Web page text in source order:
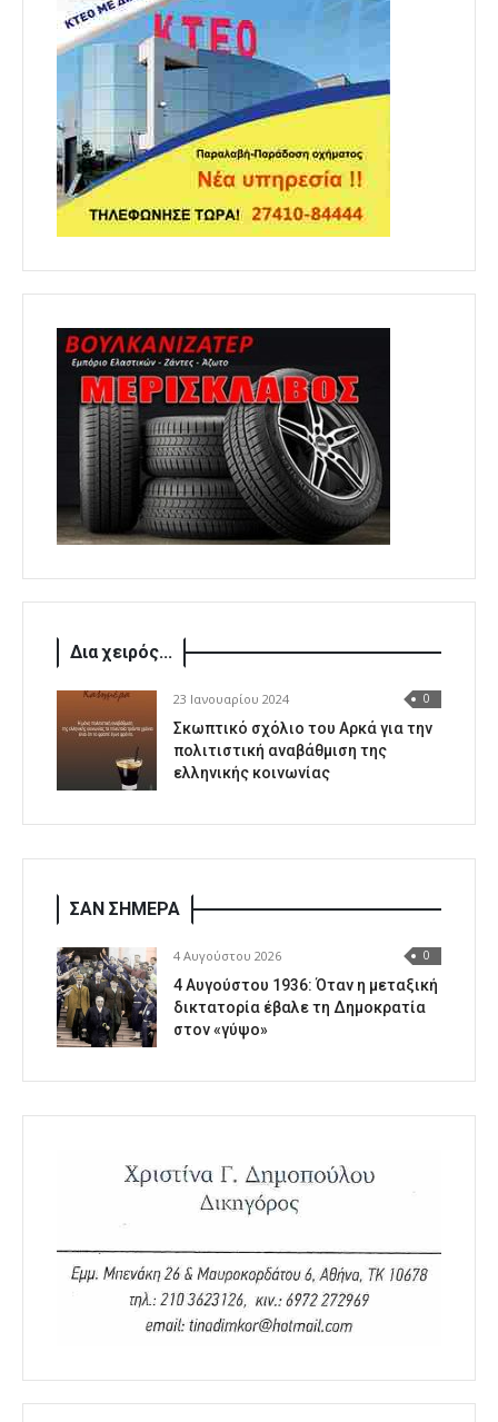
Δια χειρός...
23 Ιανουαρίου 2024 0
Σκωπτικό σχόλιο του Αρκά για την
πολιτιστική αναβάθμιση της
ελληνικής κοινωνίας
ΣΑΝ ΣΗΜΕΡΑ
4 Αυγούστου 2026 0
4 Αυγούστου 1936: Όταν η μεταξική
δικτατορία έβαλε τη Δημοκρατία
στον «γύψο»